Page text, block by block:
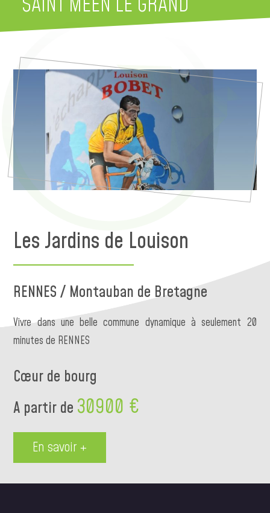
Les Jardins de Louison
RENNES / Montauban de Bretagne
Vivre dans une belle commune dynamique à seulement 20
minutes de RENNES
Cœur de bourg
A partir de 30900 €
En savoir +